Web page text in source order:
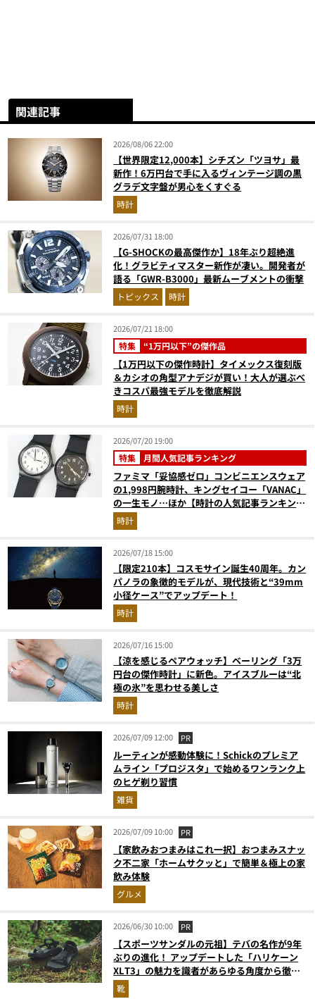
関連記事
2026/08/06 22:00
【世界限定12,000本】シチズン「ツヨサ」最
新作！6万円台で手に入るヴィンテージ調の黒
グラデ文字盤が男心をくすぐる
時計
2026/07/31 18:00
【G-SHOCKの最高傑作か】18年ぶり超絶進
化！グラビティマスター新作が凄い。開発者が
語る「GWR-B3000」最新ムーブメントの衝撃
トピックス 時計
2026/07/21 18:00
特集 “1万円以下”の傑作品
【1万円以下の傑作時計】タイメックス復刻版
＆カシオの角型アナデジが買い！大人が選ぶべ
きコスパ最強モデルを徹底解説
時計
2026/07/20 19:00
特集 月間人気記事ランキング
ファミマ「妥協感ゼロ」コンビニエンスウェア
の1,998円腕時計、キングセイコー「VANAC」
の一生モノ…ほか【時計の人気記事ランキング
ベスト3】（2026年6月版）
時計
2026/07/18 15:00
【限定210本】コスモサイン誕生40周年。カン
パノラの象徴的モデルが、現代技術と“39mm
小径ケース”でアップデート！
時計
2026/07/16 15:00
【涼を感じるペアウォッチ】ベーリング「3万
円台の傑作時計」に新色。アイスブルーは“北
極の氷”を思わせる美しさ
時計
2026/07/09 12:00 PR
ルーティンが感動体験に！Schickのプレミア
ムライン「プロジスタ」で始めるワンランク上
のヒゲ剃り習慣
雑貨
2026/07/09 10:00 PR
【家飲みおつまみはこれ一択】おつまみスナッ
ク不二家「ホームサクッと」で簡単＆極上の家
飲み体験
グルメ
2026/06/30 10:00 PR
【スポーツサンダルの元祖】テバの名作が9年
ぶりの進化！ アップデートした「ハリケーン
XLT3」の魅力を識者があらゆる角度から徹底
解説！
靴